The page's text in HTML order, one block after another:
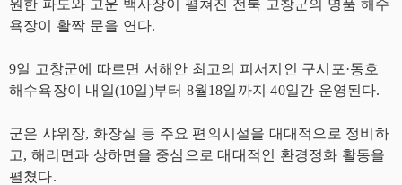
원한 파도와 고운 백사장이 펼쳐진 전북 고창군의 명품 해수
욕장이 활짝 문을 연다.
9일 고창군에 따르면 서해안 최고의 피서지인 구시포·동호
해수욕장이 내일(10일)부터 8월18일까지 40일간 운영된다.
군은 샤워장, 화장실 등 주요 편의시설을 대대적으로 정비하
고, 해리면과 상하면을 중심으로 대대적인 환경정화 활동을
펼쳤다.